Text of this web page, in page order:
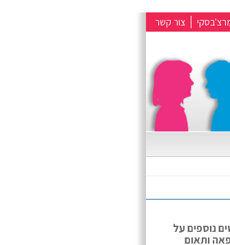
צור קשר
נוספים על
ותאום